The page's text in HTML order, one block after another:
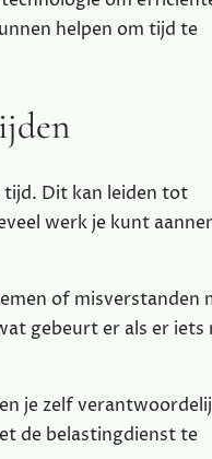
helpen om tijd te
tijd. Dit kan leiden tot
werk je kunt
of misverstanden
gebeurt er als er iets
je zelf
de belastingdienst te